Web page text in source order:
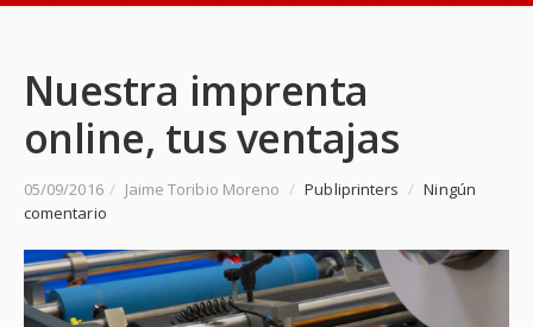
Nuestra imprenta
online, tus ventajas
05/09/2016 / Jaime Toribio Moreno / Publiprinters / Ningún
comentario